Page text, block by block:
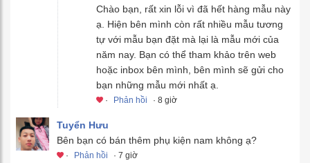
Chào bạn, rất xin lỗi vì đã hết hàng mẫu này
ạ. Hiện bên mình còn rất nhiều mẫu tương
tự với mẫu bạn đặt mà lại là mẫu mới của
năm nay. Bạn có thể tham khảo trên web
hoặc inbox bên mình, bên mình sẽ gửi cho
bạn những mẫu mới nhất ạ.
· Phản hồi · 8 giờ
Tuyển Hưu
Bên bạn có bán thêm phụ kiện nam không ạ?
· Phản hồi · 7 giờ